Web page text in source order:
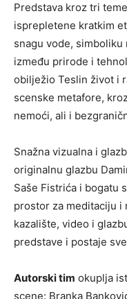
Predstava kroz tri
isprepletene kratkim
snagu vode,
između prirode i
obilježio Teslin život i
scenske metafore,
nemoći, ali i
Snažna vizualna i
originalnu glazbu
Saše Fistrića i bogatu
prostor za meditaciju i
kazalište, video i
predstave i postaje
Autorski tim okuplja
scene: Branka